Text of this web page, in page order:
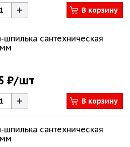
В корзину
сантехническая
₽/шт
В корзину
сантехническая